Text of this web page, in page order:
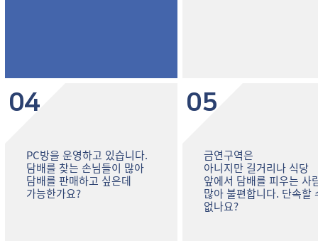
04
PC방을 운영하고 있습니다.
담배를 찾는 손님들이 많아
담배를 판매하고 싶은데
가능한가요?
05
금연구역은
아니지만 길거리나 식당
앞에서 담배를 피우는 사
많아 불편합니다. 단속할
없나요?